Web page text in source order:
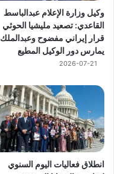
وكيل وزارة الإعلام عبدالباسط
القاعدي: تصعيد مليشيا الحوثي
قرار إيراني مفضوح وعبدالملك
يمارس دور الوكيل المطيع
2026-07-21
انطلاق فعاليات اليوم السنوي